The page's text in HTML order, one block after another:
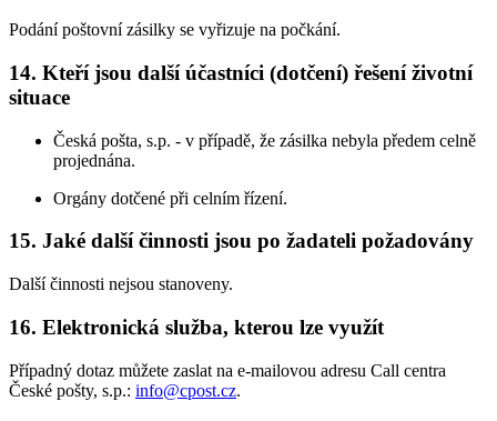
Podání poštovní zásilky se vyřizuje na počkání.
14. Kteří jsou další účastníci (dotčení) řešení životní
situace
Česká pošta, s.p. - v případě, že zásilka nebyla předem celně
projednána.
Orgány dotčené při celním řízení.
15. Jaké další činnosti jsou po žadateli požadovány
Další činnosti nejsou stanoveny.
16. Elektronická služba, kterou lze využít
Případný dotaz můžete zaslat na e-mailovou adresu Call centra
České pošty, s.p.: info@cpost.cz.